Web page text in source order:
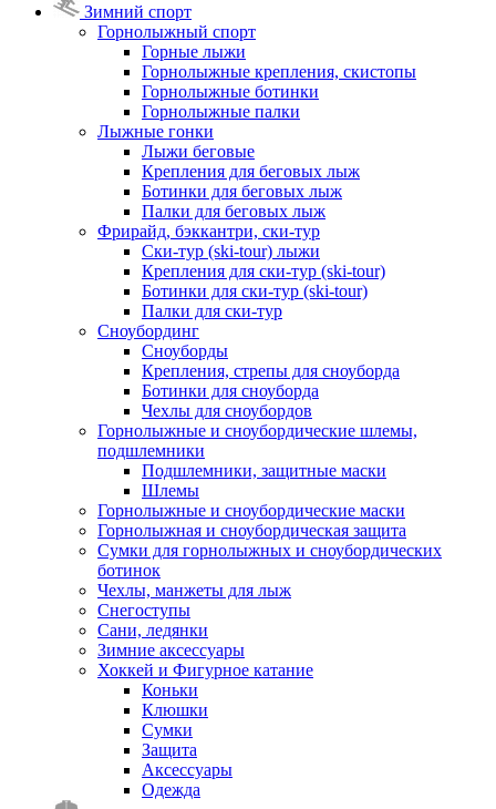
Зимний спорт
Горнолыжный спорт
Горные лыжи
Горнолыжные крепления, скистопы
Горнолыжные ботинки
Горнолыжные палки
Лыжные гонки
Лыжи беговые
Крепления для беговых лыж
Ботинки для беговых лыж
Палки для беговых лыж
Фрирайд, бэккантри, ски-тур
Ски-тур (ski-tour) лыжи
Крепления для ски-тур (ski-tour)
Ботинки для ски-тур (ski-tour)
Палки для ски-тур
Сноубординг
Сноуборды
Крепления, стрепы для сноуборда
Ботинки для сноуборда
Чехлы для сноубордов
Горнолыжные и сноубордические шлемы,
подшлемники
Подшлемники, защитные маски
Шлемы
Горнолыжные и сноубордические маски
Горнолыжная и сноубордическая защита
Сумки для горнолыжных и сноубордических
ботинок
Чехлы, манжеты для лыж
Снегоступы
Сани, ледянки
Зимние аксессуары
Хоккей и Фигурное катание
Коньки
Клюшки
Сумки
Защита
Аксессуары
Одежда